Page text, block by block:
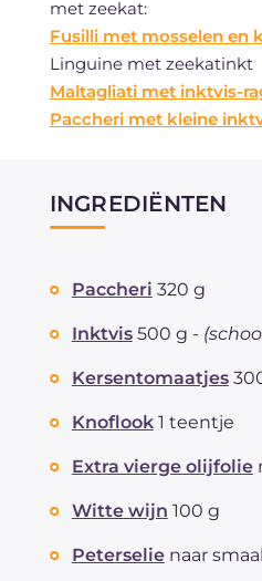
met zeekat:
Fusilli met mosselen en
Linguine met zeekatinkt
Maltagliati met inktvis-
Paccheri met kleine
INGREDIËNTEN
Paccheri 320 g
Inktvis 500 g -
Kersentomaatjes
Knoflook 1 teentje
Extra vierge olijfolie
Witte wijn 100 g
Peterselie naar